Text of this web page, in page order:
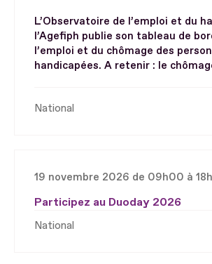
L’Observatoire de l’emploi et du
l’Agefiph publie son tableau de
l’emploi et du chômage des
handicapées. A retenir : le
National
19 novembre 2026 de 09h00 à
Participez au Duoday 2026
National